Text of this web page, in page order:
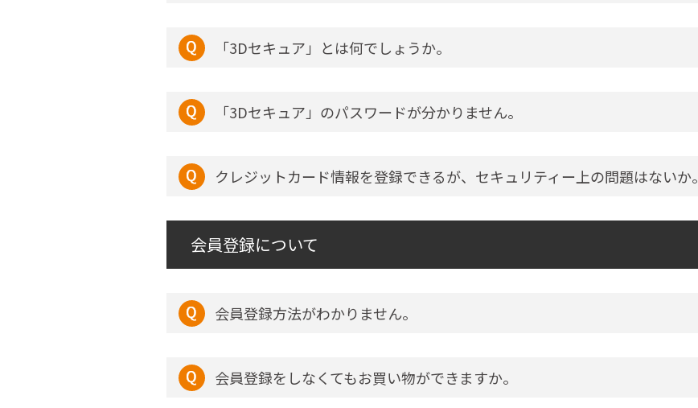
「3Dセキュア」とは何でしょうか。
「3Dセキュア」のパスワードが分かりません。
クレジットカード情報を登録できるが、セキュリティー上の問題はないか。
会員登録について
会員登録方法がわかりません。
会員登録をしなくてもお買い物ができますか。